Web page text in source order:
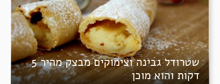
שטרודל גבינה וצימוקים מבצק מהיר 5
דקות והוא מוכן